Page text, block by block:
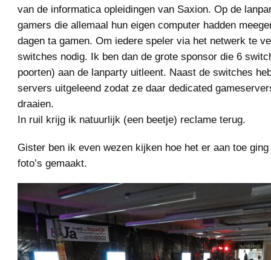
van de informatica opleidingen van Saxion. Op de
gamers die allemaal hun eigen computer hadden
dagen ta gamen. Om iedere speler via het netwerk te
switches nodig. Ik ben dan de grote sponsor die 6
poorten) aan de lanparty uitleent. Naast de switches
servers uitgeleend zodat ze daar dedicated
draaien.
In ruil krijg ik natuurlijk (een beetje) reclame terug.
Gister ben ik even wezen kijken hoe het er aan toe
foto’s gemaakt.